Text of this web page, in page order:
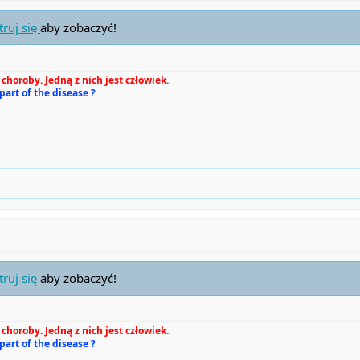
sięaby zobaczyć!
Jedną z nich jest człowiek.
of the disease ?
sięaby zobaczyć!
Jedną z nich jest człowiek.
of the disease ?